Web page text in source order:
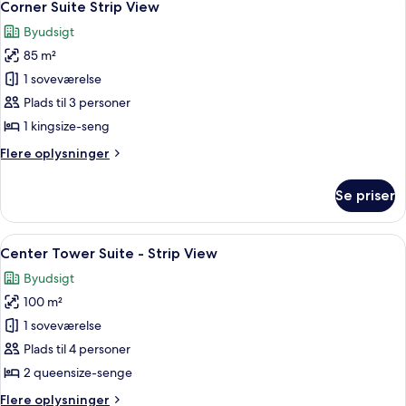
alle
billeder
af
Corner
Suite
Strip
Corner Suite Strip View
Byudsigt
85 m²
1 soveværelse
Plads til 3 personer
1 kingsize-seng
Flere oplysninger
Flere
Suite
Strip
View
Se priser
Indlæs
alle
billeder
af
Center
Tower
Suite
Et hotelværelse med to senge, et
6
Center Tower Suite - Strip View
Byudsigt
100 m²
1 soveværelse
Plads til 4 personer
2 queensize-senge
Flere oplysninger
Flere